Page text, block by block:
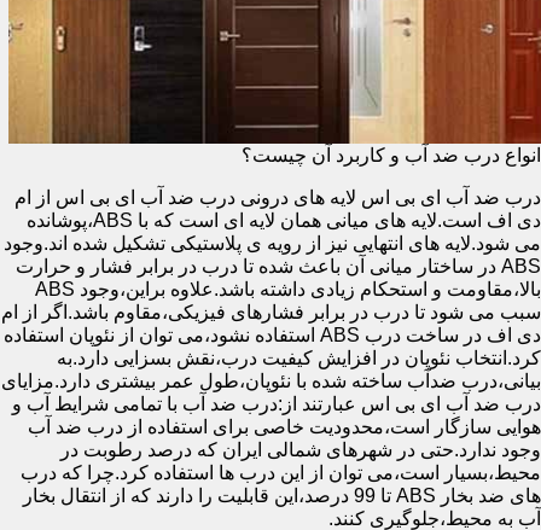
انواع درب ضد آب و کاربرد آن چیست؟
درب ضد آب ای بی اس لایه های درونی درب ضد آب ای بی اس از ام
دی اف است.لایه های میانی همان لایه ای است که با ABS،پوشانده
می شود.لایه های انتهایی نیز از رویه ی پلاستیکی تشکیل شده اند.وجود
ABS در ساختار میانی آن باعث شده تا درب در برابر فشار و حرارت
بالا،مقاومت و استحکام زیادی داشته باشد.علاوه براین،وجود ABS
سبب می شود تا درب در برابر فشارهای فیزیکی،مقاوم باشد.اگر از ام
دی اف در ساخت درب ABS استفاده نشود،می توان از نئوپان استفاده
کرد.انتخاب نئوپان در افزایش کیفیت درب،نقش بسزایی دارد.به
بیانی،درب ضدآب ساخته شده با نئوپان،طول عمر بیشتری دارد.مزایای
درب ضد آب ای بی اس عبارتند از:درب ضد آب با تمامی شرایط آب و
هوایی سازگار است،محدودیت خاصی برای استفاده از درب ضد آب
وجود ندارد.حتی در شهرهای شمالی ایران که درصد رطوبت در
محیط،بسیار است،می توان از این درب ها استفاده کرد.چرا که درب
های ضد بخار ABS تا 99 درصد،این قابلیت را دارند که از انتقال بخار
آب به محیط،جلوگیری کنند.